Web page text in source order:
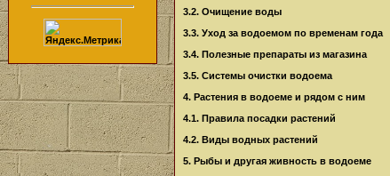
3.2. Очищение воды
3.3. Уход за водоемом по временам года
3.4. Полезные препараты из магазина
3.5. Системы очистки водоема
4. Растения в водоеме и рядом с ним
4.1. Правила посадки растений
4.2. Виды водных растений
5. Рыбы и другая живность в водоеме